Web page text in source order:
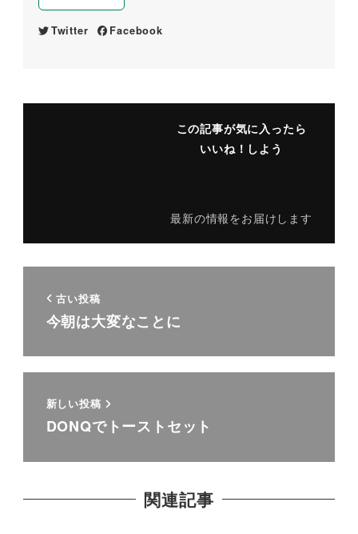
Twitter Facebook
この記事が気に入ったら
いいね！しよう
最新の情報をお届けします
古い投稿
今朝は大変なことに
新しい投稿
DONQでトーストセット
関連記事